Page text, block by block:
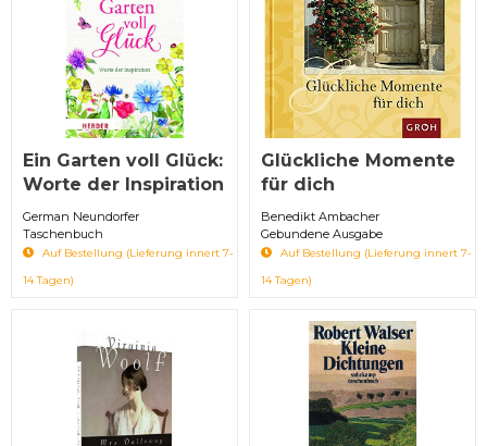
Ein Garten voll Glück:
Worte der Inspiration
German Neundorfer
Taschenbuch
Auf Bestellung (Lieferung innert 7-
14 Tagen)
Glückliche Momente
für dich
Benedikt Ambacher
Gebundene Ausgabe
Auf Bestellung (Lieferung innert 7-
14 Tagen)